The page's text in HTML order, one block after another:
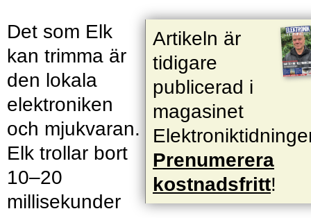
Artikeln är
tidigare
publicerad i
magasinet
Prenumerera
kostnadsfritt!
Det som Elk
kan trimma är
den lokala
elektroniken
och mjukvaran.
Elk trollar bort
10–20
millisekunder